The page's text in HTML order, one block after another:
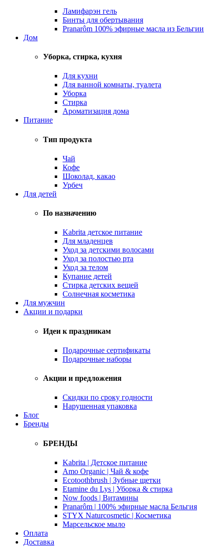
Ламифарэн гель
Бинты для обертывания
Pranarôm 100% эфирные масла из Бельгии
Дом
Уборка, стирка, кухня
Для кухни
Для ванной комнаты, туалета
Уборка
Стирка
Ароматизация дома
Питание
Тип продукта
Чай
Кофе
Шоколад, какао
Урбеч
Для детей
По назначению
Kabrita детское питание
Для младенцев
Уход за детскими волосами
Уход за полостью рта
Уход за телом
Купание детей
Стирка детских вещей
Солнечная косметика
Для мужчин
Акции и подарки
Идеи к праздникам
Подарочные сертификаты
Подарочные наборы
Акции и предложения
Скидки по сроку годности
Нарушенная упаковка
Блог
Бренды
БРЕНДЫ
Kabrita | Детское питание
Amo Organic | Чай & кофе
Ecotoothbrush | Зубные щетки
Etamine du Lys | Уборка & стирка
Now foods | Витамины
Pranarôm | 100% эфирные масла Бельгия
STYX Naturcosmetic | Косметика
Марсельское мыло
Оплата
Доставка